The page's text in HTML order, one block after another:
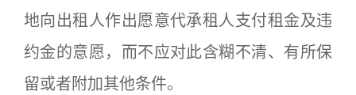
地向出租人作出愿意代承租人支付租金及违
约金的意愿，而不应对此含糊不清、有所保
留或者附加其他条件。